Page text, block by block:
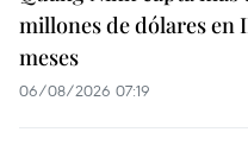
millones de dólares en
meses
06/08/2026 07:19